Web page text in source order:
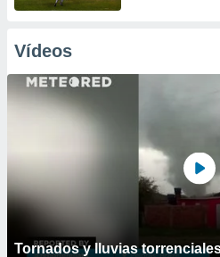
Vídeos
Tornados y lluvias